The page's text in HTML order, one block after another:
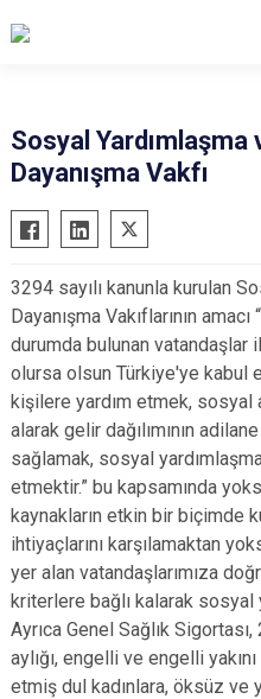
Eflani
Eskipazar
Safranbolu
Yenice
Sosyal Yardımlaşma
Dayanışma Vakfı
3294 sayılı kanunla kurulan
Dayanışma Vakıflarının
durumda bulunan
olursa olsun Türkiye'ye kabul
kişilere yardım etmek,
alarak gelir dağılımının
sağlamak, sosyal
etmektir.” bu kapsamında
kaynakların etkin bir biçimde
ihtiyaçlarını karşılamaktan
yer alan vatandaşlarımıza
kriterlere bağlı kalarak
Ayrıca Genel Sağlık
aylığı, engelli ve engelli
etmiş dul kadınlara, öksüz